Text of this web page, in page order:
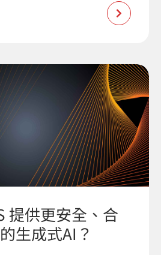
提供更安全、合
生成式AI？